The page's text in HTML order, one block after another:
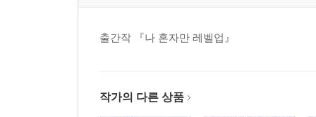
출간작 『나 혼자만 레벨업』
작가의 다른 상품